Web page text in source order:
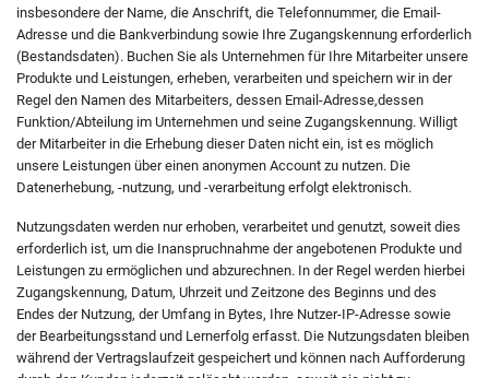
insbesondere der Name, die Anschrift, die Telefonnummer, die Email-
Adresse und die Bankverbindung sowie Ihre Zugangskennung erforderlich
(Bestandsdaten). Buchen Sie als Unternehmen für Ihre Mitarbeiter unsere
Produkte und Leistungen, erheben, verarbeiten und speichern wir in der
Regel den Namen des Mitarbeiters, dessen Email-Adresse,dessen
Funktion/Abteilung im Unternehmen und seine Zugangskennung. Willigt
der Mitarbeiter in die Erhebung dieser Daten nicht ein, ist es möglich
unsere Leistungen über einen anonymen Account zu nutzen. Die
Datenerhebung, -nutzung, und -verarbeitung erfolgt elektronisch.
Nutzungsdaten werden nur erhoben, verarbeitet und genutzt, soweit dies
erforderlich ist, um die Inanspruchnahme der angebotenen Produkte und
Leistungen zu ermöglichen und abzurechnen. In der Regel werden hierbei
Zugangskennung, Datum, Uhrzeit und Zeitzone des Beginns und des
Endes der Nutzung, der Umfang in Bytes, Ihre Nutzer-IP-Adresse sowie
der Bearbeitungsstand und Lernerfolg erfasst. Die Nutzungsdaten bleiben
während der Vertragslaufzeit gespeichert und können nach Aufforderung